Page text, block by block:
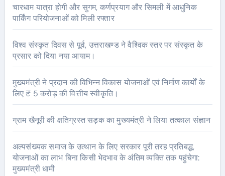
चारधाम यात्रा होगी और सुगम, कर्णप्रयाग और सिमली में आधुनिक
पार्किंग परियोजनाओं को मिली रफ्तार
विश्व संस्कृत दिवस से पूर्व, उत्तराखण्ड ने वैश्विक स्तर पर संस्कृत के
प्रसार को दिया नया आयाम।
मुख्यमंत्री ने प्रदान की विभिन्न विकास योजनाओं एवं निर्माण कार्यों के
लिए ₹ 5 करोड़ की वित्तीय स्वीकृति।
ग्राम खैनूरी की क्षतिग्रस्त सड़क का मुख्यमंत्री ने लिया तत्काल संज्ञान
अल्पसंख्यक समाज के उत्थान के लिए सरकार पूरी तरह प्रतिबद्ध,
योजनाओं का लाभ बिना किसी भेदभाव के अंतिम व्यक्ति तक पहुंचेगा:
मुख्यमंत्री धामी